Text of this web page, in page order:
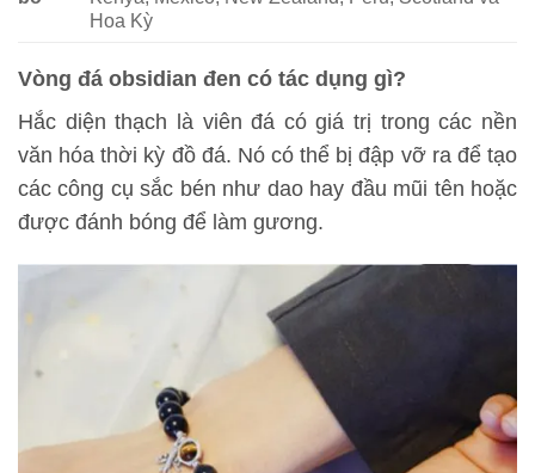
Hoa Kỳ
Vòng đá obsidian đen có tác dụng gì?
Hắc diện thạch là viên đá có giá trị trong các nền
văn hóa thời kỳ đồ đá. Nó có thể bị đập vỡ ra để tạo
các công cụ sắc bén như dao hay đầu mũi tên hoặc
được đánh bóng để làm gương.